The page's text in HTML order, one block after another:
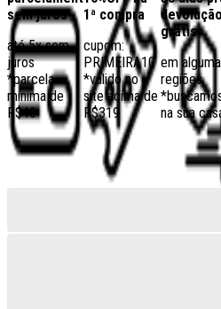
sem juros
até 5x sem
juros
*parcela
mínima de
R$40
1ª compra
cupom:
PRIMEIRA10
*válido no
site acima de
R$319
devolução
grátis
em
regiões,
na sua